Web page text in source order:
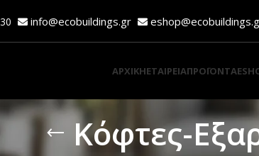
info@ecobuildings.gr
ΑΡΧΙΚΗΕΤΑΙΡΕΙΑΠΡΟΪΟΝΤΑ
Κόφτες-